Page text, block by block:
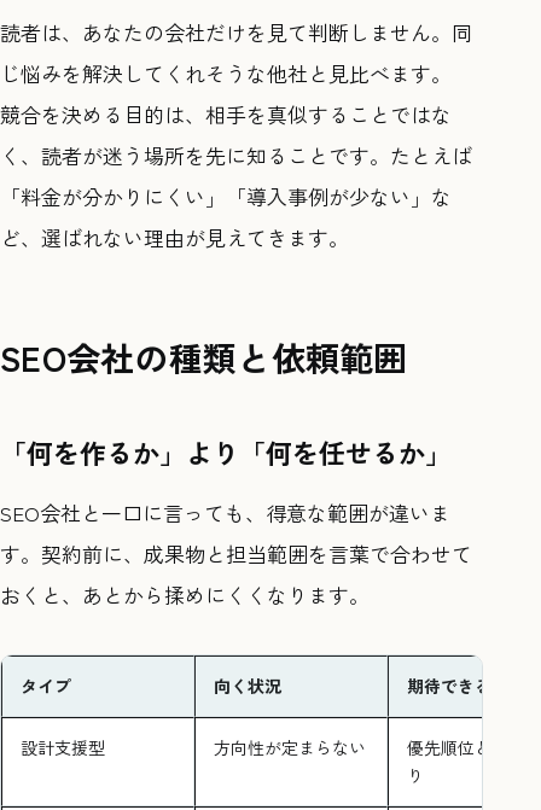
読者は、あなたの会社だけを見て判断しません。同
じ悩みを解決してくれそうな他社と見比べます。
競合を決める目的は、相手を真似することではな
く、読者が迷う場所を先に知ることです。たとえば
「料金が分かりにくい」「導入事例が少ない」な
ど、選ばれない理由が見えてきます。
SEO会社の種類と依頼範囲
「何を作るか」より「何を任せるか」
SEO会社と一口に言っても、得意な範囲が違いま
す。契約前に、成果物と担当範囲を言葉で合わせて
おくと、あとから揉めにくくなります。
タイプ 向く状況 期待できること
設計支援型 方向性が定まらない
優先順位と設計
り